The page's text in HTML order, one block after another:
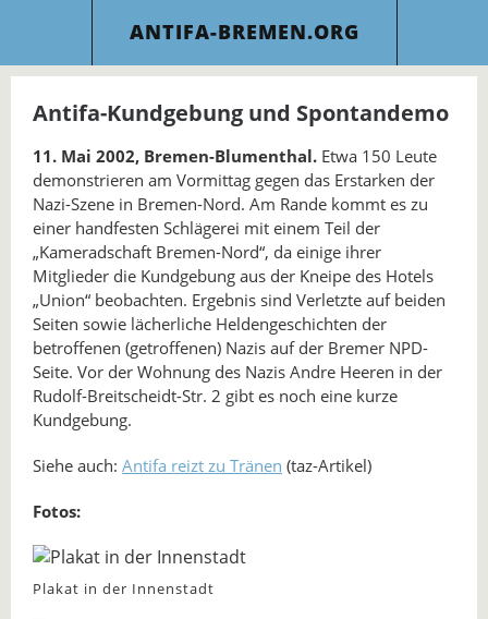
ANTIFA-BREMEN.ORG
Antifa-Kundgebung und Spontandemo
11. Mai 2002, Bremen-Blumenthal. Etwa 150 Leute
demonstrieren am Vormittag gegen das Erstarken der
Nazi-Szene in Bremen-Nord. Am Rande kommt es zu
einer handfesten Schlägerei mit einem Teil der
„Kameradschaft Bremen-Nord“, da einige ihrer
Mitglieder die Kundgebung aus der Kneipe des Hotels
„Union“ beobachten. Ergebnis sind Verletzte auf beiden
Seiten sowie lächerliche Heldengeschichten der
betroffenen (getroffenen) Nazis auf der Bremer NPD-
Seite. Vor der Wohnung des Nazis Andre Heeren in der
Rudolf-Breitscheidt-Str. 2 gibt es noch eine kurze
Kundgebung.
Siehe auch: Antifa reizt zu Tränen (taz-Artikel)
Fotos:
Plakat in der Innenstadt